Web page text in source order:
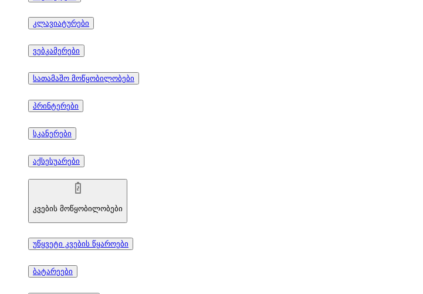
კლავიატურები
ვებკამერები
სათამაშო მოწყობილობები
პრინტერები
სკანერები
აქსესუარები
კვების მოწყობილობები
უწყვეტი კვების წყაროები
ბატარეები